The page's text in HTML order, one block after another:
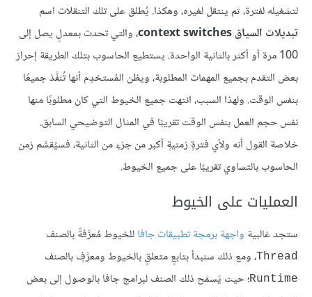
لتشغيله لفترة، ثم ينتقل لغيره، وهكذا. يُطلق على تلك التنقلات اسم
تبديلات السياق context switches
، والتي تحدث بمعدلٍ يصل إلى
100 مرة أو أكثر بالثانية الواحدة. يستطيع الحاسوب بتلك الطريقة إحراز
بعض التقدم بجميع المهمات المطلوبة، ويظن المُستخدِم أنها تُنفَّذ جميعًا
بنفس الوقت. ولهذا السبب، انتهت جميع الخيوط التي كان مطلوبًا منها
نفس حجم العمل بنفس الوقت تقريبًا في المثال التوضيحي السابق.
خلاصة القول أنه ولأي فترةٍ زمنيةٍ أكبر من جزءٍ من الثانية، فسيُقسَّم زمن
الحاسوب بالتساوي تقريبًا على جميع الخيوط.
العمليات على الخيوط
ستجد غالبية واجهة برمجة تطبيقات جافاللخيوط مُعرَّفةً بالصنف
Thread، ومع ذلك سنبدأ بتابعٍ متعلقٍ بالخيوط ومعرَّفٍ بالصنف
Runtime؛ حيث يَسمَح ذلك الصنف لبرامج جافا بالوصول إلى بعض